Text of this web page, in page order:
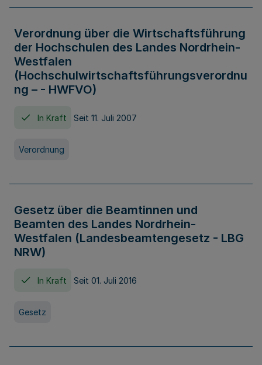
Verordnung über die Wirtschaftsführung
der Hochschulen des Landes Nordrhein-
Westfalen
(Hochschulwirtschaftsführungsverordnu
ng – - HWFVO)
In Kraft Seit 11. Juli 2007
Verordnung
Gesetz über die Beamtinnen und
Beamten des Landes Nordrhein-
Westfalen (Landesbeamtengesetz - LBG
NRW)
In Kraft Seit 01. Juli 2016
Gesetz